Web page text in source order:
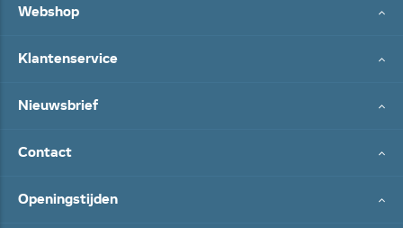
Webshop
Klantenservice
Nieuwsbrief
Contact
Openingstijden